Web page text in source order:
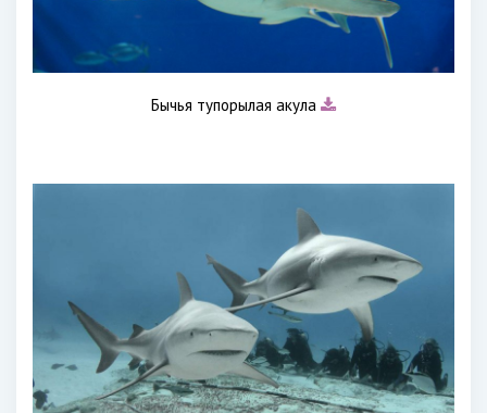
Бычья тупорылая акула